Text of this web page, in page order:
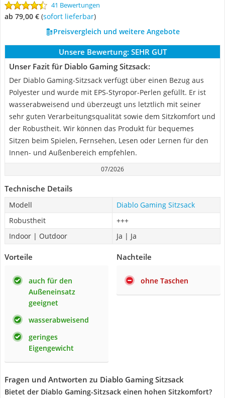
41 Bewertungen
ab 79,00 € ( Sofort lieferbar)
Preisvergleich und weitere Angebote
Unsere Bewertung: SEHR GUT
Unser Fazit für Diablo Gaming Sitzsack:
Der Diablo Gaming-Sitzsack verfügt über einen Bezug aus
Polyester und wurde mit EPS-Styropor-Perlen gefüllt. Er ist
wasserabweisend und überzeugt uns letztlich mit seiner
sehr guten Verarbeitungsqualität sowie dem Sitzkomfort und
der Robustheit. Wir können das Produkt für bequemes
Sitzen beim Spielen, Fernsehen, Lesen oder Lernen für den
Innen- und Außenbereich empfehlen.
07/2026
Technische Details
Modell
Diablo Gaming Sitzsack
Robustheit
+++
Indoor | Outdoor
Ja | Ja
Vorteile
auch für den
Außeneinsatz
geeignet
wasserabweisend
geringes
Eigengewicht
Nachteile
ohne Taschen
Fragen und Antworten zu Diablo Gaming Sitzsack
Bietet der Diablo Gaming-Sitzsack einen hohen Sitzkomfort?